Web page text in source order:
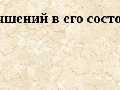
в его